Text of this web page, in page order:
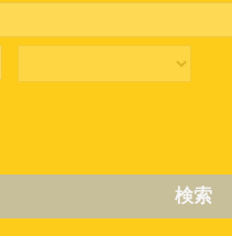
検索